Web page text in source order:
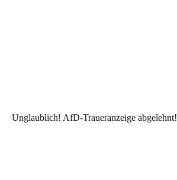
Unglaublich! AfD-Traueranzeige abgelehnt!